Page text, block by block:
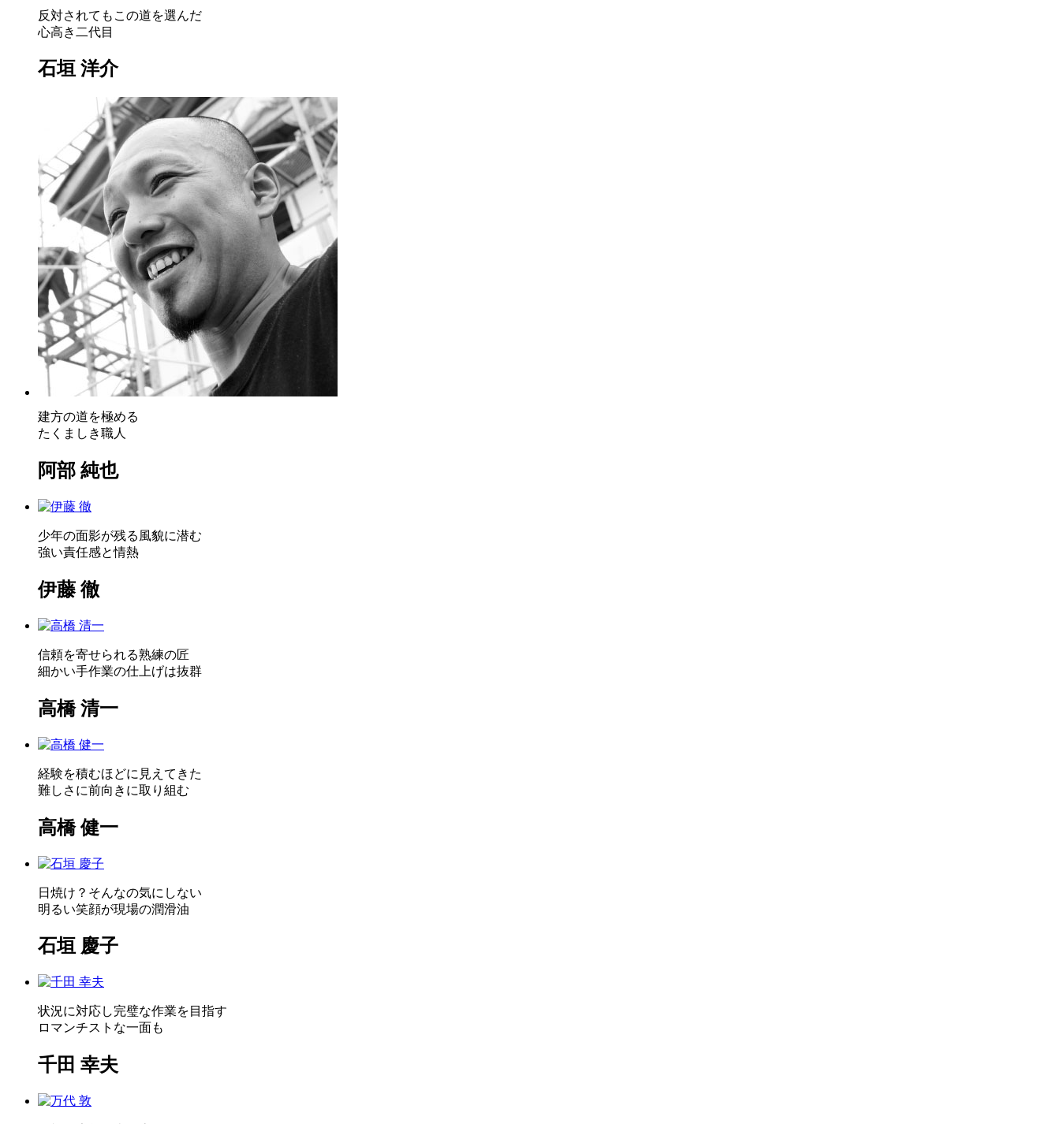
反対されてもこの道を選んだ
心高き二代目
石垣 洋介
建方の道を極める
たくましき職人
阿部 純也
少年の面影が残る風貌に潜む
強い責任感と情熱
伊藤 徹
信頼を寄せられる熟練の匠
細かい手作業の仕上げは抜群
高橋 清一
経験を積むほどに見えてきた
難しさに前向きに取り組む
高橋 健一
日焼け？そんなの気にしない
明るい笑顔が現場の潤滑油
石垣 慶子
状況に対応し完璧な作業を目指す
ロマンチストな一面も
千田 幸夫